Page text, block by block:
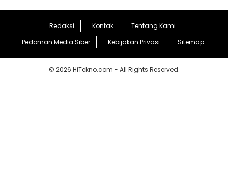
Redaksi Kontak
Tentang Kami
Pedoman Media Siber
Kebijakan Privasi Sitemap
© 2026 HiTekno.com - All Rights Reserved.